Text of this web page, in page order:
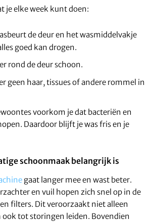
je elke week kunt doen:
de deur en het wasmiddelvakje
goed kan drogen.
rond de deur schoon.
geen haar, tissues of andere rommel in
voorkom je dat bacteriën en
Daardoor blijft je was fris en je
schoonmaak belangrijk is
gaat langer mee en wast beter.
en vuil hopen zich snel op in de
filters. Dit veroorzaakt niet alleen
ook tot storingen leiden. Bovendien